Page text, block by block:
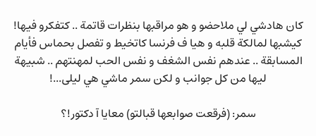
كان هادشي لي ملاحضو و هو مراقبها بنظرات قاتمة .. كتفكرو فيها!
كيشبها لمالكة قلبه و هيا ف فرنسا كاتخيط و تفصل بحماس فأيام
المسابقة .. عندهم نفس الشغف و نفس الحب لمهنتهم .. شبيهة
ليها من كل جوانب و لكن سمر ماشي هي ليلى...!
سمر: (فرقعت صوابعها قبالتو) معايا آ دكتور!؟